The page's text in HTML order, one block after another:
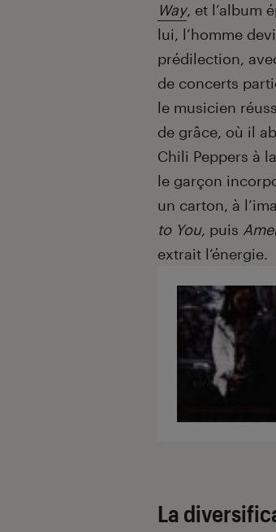
Way, et l’album
lui, l’homme
prédilection,
de concerts
le musicien
de grâce, où il
Chili Peppers à
le garçon
un carton, à
to You, puis
extrait l’énergie.
La